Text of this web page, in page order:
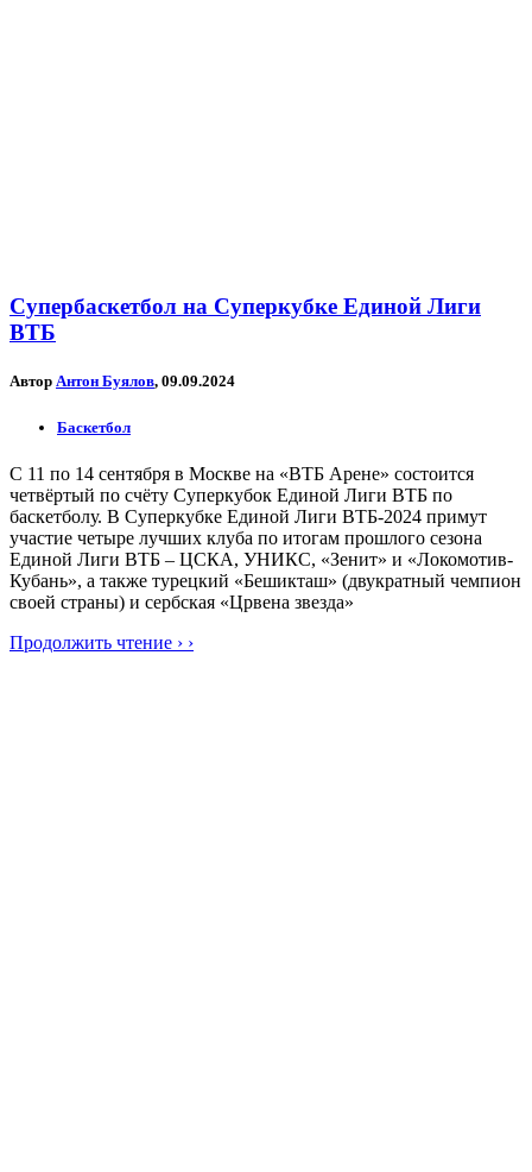
Супербаскетбол на Суперкубке Единой Лиги
ВТБ
Автор Антон Буялов, 09.09.2024
Баскетбол
С 11 по 14 сентября в Москве на «ВТБ Арене» состоится
четвёртый по счёту Суперкубок Единой Лиги ВТБ по
баскетболу. В Суперкубке Единой Лиги ВТБ-2024 примут
участие четыре лучших клуба по итогам прошлого сезона
Единой Лиги ВТБ – ЦСКА, УНИКС, «Зенит» и «Локомотив-
Кубань», а также турецкий «Бешикташ» (двукратный чемпион
своей страны) и сербская «Црвена звезда»
Продолжить чтение › ›